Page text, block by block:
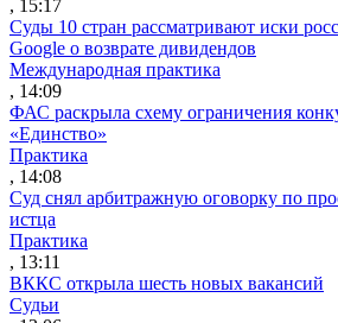
, 15:17
Суды 10 стран рассматривают иски
Google о возврате дивидендов
Международная практика
, 14:09
ФАС раскрыла схему ограничения
«Единство»
Практика
, 14:08
Суд снял арбитражную оговорку по
истца
Практика
, 13:11
ВККС открыла шесть новых вакансий
Судьи